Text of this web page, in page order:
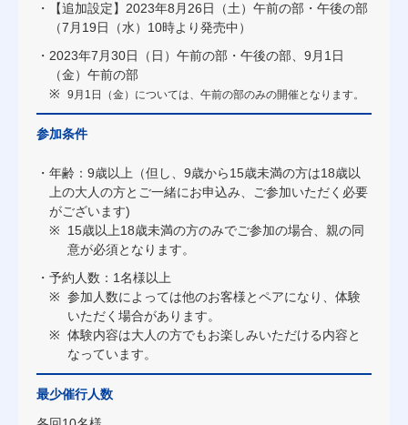
【追加設定】2023年8月26日（土）午前の部・午後の部
（7月19日（水）10時より発売中）
2023年7月30日（日）午前の部・午後の部、9月1日
（金）午前の部
9月1日（金）については、午前の部のみの開催となります。
参加条件
年齢：9歳以上（但し、9歳から15歳未満の方は18歳以
上の大人の方とご一緒にお申込み、ご参加いただく必要
がございます)
15歳以上18歳未満の方のみでご参加の場合、親の同
意が必須となります。
予約人数：1名様以上
参加人数によっては他のお客様とペアになり、体験
いただく場合があります。
体験内容は大人の方でもお楽しみいただける内容と
なっています。
最少催行人数